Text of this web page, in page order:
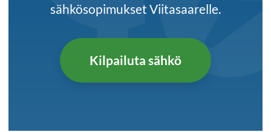
sähkösopimukset Viitasaarelle.
Kilpailuta sähkö